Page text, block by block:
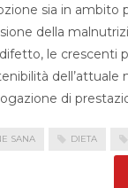
sia in ambito
della
le crescenti
dell’attuale
di
SANA DIETA